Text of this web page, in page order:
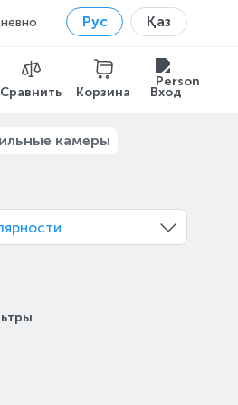
Рус Қаз
Сравнить Корзина Вход
камеры